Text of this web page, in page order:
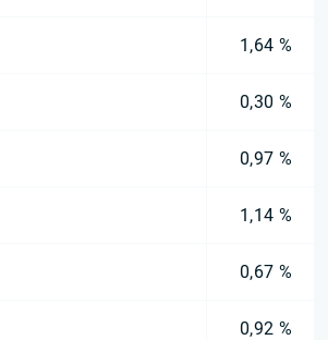
1,64 %
0,30 %
0,97 %
1,14 %
0,67 %
0,92 %